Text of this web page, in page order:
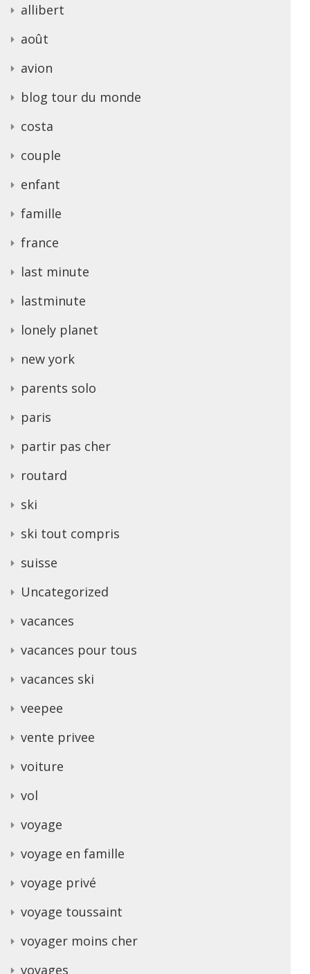
allibert
août
avion
blog tour du monde
costa
couple
enfant
famille
france
last minute
lastminute
lonely planet
new york
parents solo
paris
partir pas cher
routard
ski
ski tout compris
suisse
Uncategorized
vacances
vacances pour tous
vacances ski
veepee
vente privee
voiture
vol
voyage
voyage en famille
voyage privé
voyage toussaint
voyager moins cher
voyages